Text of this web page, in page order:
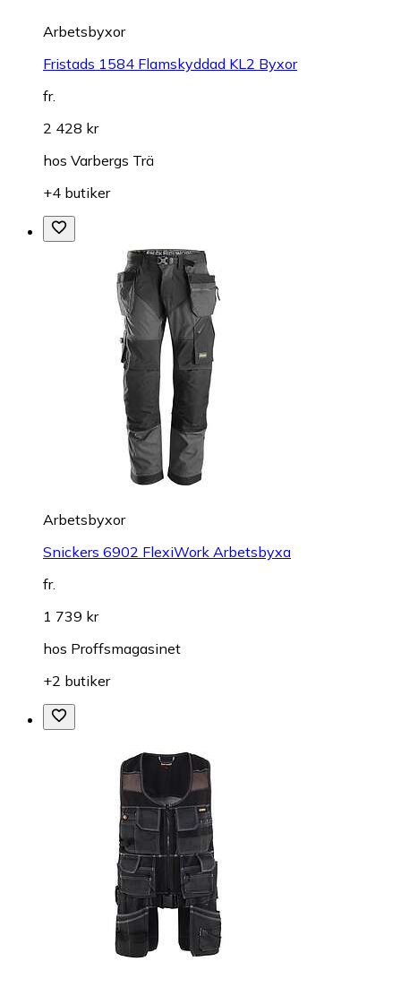
Arbetsbyxor
Fristads 1584 Flamskyddad KL2 Byxor
fr.
2 428 kr
hos Varbergs Trä
+4 butiker
Arbetsbyxor
Snickers 6902 FlexiWork Arbetsbyxa
fr.
1 739 kr
hos Proffsmagasinet
+2 butiker